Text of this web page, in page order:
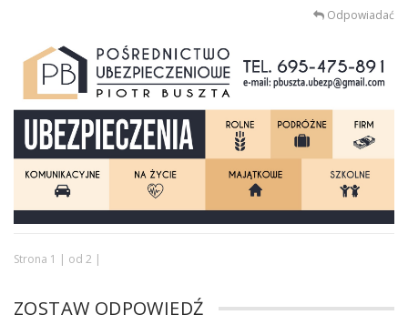
Odpowiadać
Strona 1 | od 2 |
ZOSTAW ODPOWIEDŹ